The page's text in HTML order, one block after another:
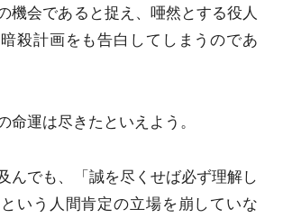
機会であると捉え、唖然とする役人
殺計画をも告白してしまうのであ
命運は尽きたといえよう。
んでも、「誠を尽くせば必ず理解し
いう人間肯定の立場を崩していな